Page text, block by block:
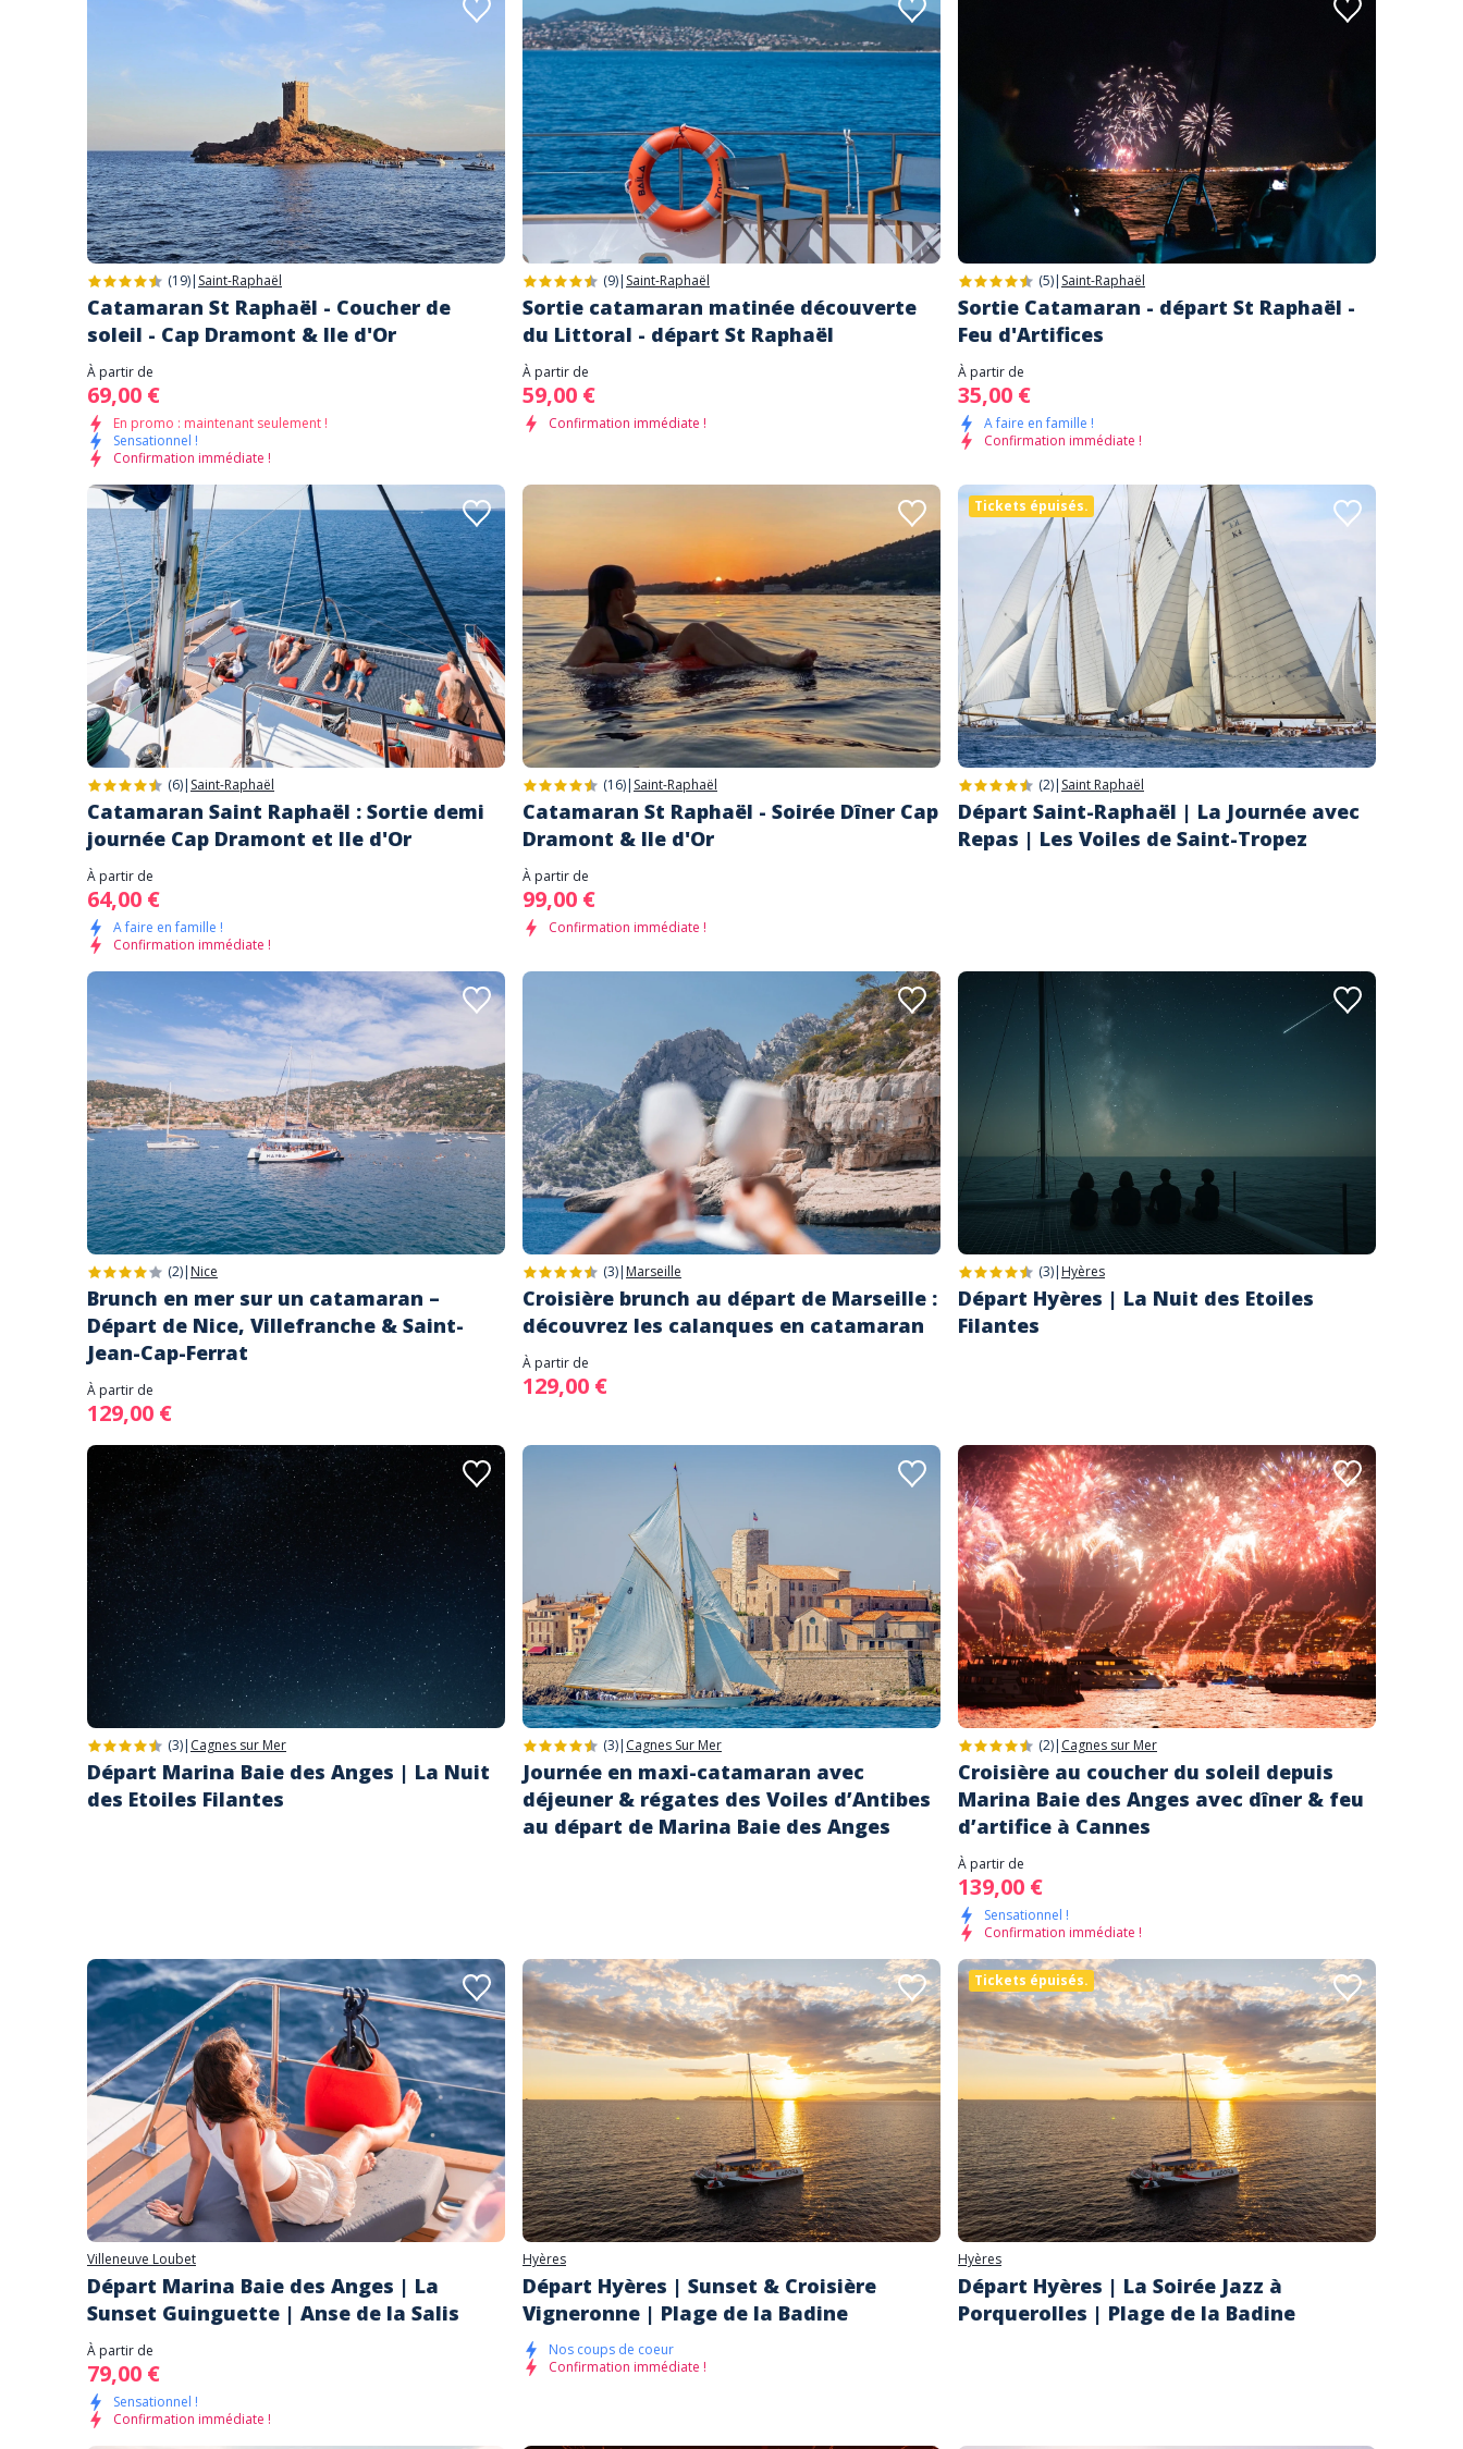
(19)| Saint-Raphaël
Catamaran St Raphaël - Coucher de
soleil - Cap Dramont & Ile d'Or
À partir de
69,00 €
En promo : maintenant seulement !
Sensationnel !
Confirmation immédiate !
(9)| Saint-Raphaël
Sortie catamaran matinée découverte
du Littoral - départ St Raphaël
À partir de
59,00 €
Confirmation immédiate !
(5)| Saint-Raphaël
Sortie Catamaran - départ St Raphaël -
Feu d'Artifices
À partir de
35,00 €
A faire en famille !
Confirmation immédiate !
(6)| Saint-Raphaël
Catamaran Saint Raphaël : Sortie demi
journée Cap Dramont et Ile d'Or
À partir de
64,00 €
A faire en famille !
Confirmation immédiate !
(16)| Saint-Raphaël
Catamaran St Raphaël - Soirée Dîner Cap
Dramont & Ile d'Or
À partir de
99,00 €
Confirmation immédiate !
Tickets épuisés.
(2)| Saint Raphaël
Départ Saint-Raphaël | La Journée avec
Repas | Les Voiles de Saint-Tropez
(2)| Nice
Brunch en mer sur un catamaran –
Départ de Nice, Villefranche & Saint-
Jean-Cap-Ferrat
À partir de
129,00 €
(3)| Marseille
Croisière brunch au départ de Marseille :
découvrez les calanques en catamaran
À partir de
129,00 €
(3)| Hyères
Départ Hyères | La Nuit des Etoiles
Filantes
(3)| Cagnes sur Mer
Départ Marina Baie des Anges | La Nuit
des Etoiles Filantes
(3)| Cagnes Sur Mer
Journée en maxi-catamaran avec
déjeuner & régates des Voiles d’Antibes
au départ de Marina Baie des Anges
(2)| Cagnes sur Mer
Croisière au coucher du soleil depuis
Marina Baie des Anges avec dîner & feu
d’artifice à Cannes
À partir de
139,00 €
Sensationnel !
Confirmation immédiate !
Villeneuve Loubet
Départ Marina Baie des Anges | La
Sunset Guinguette | Anse de la Salis
À partir de
79,00 €
Sensationnel !
Confirmation immédiate !
Hyères
Départ Hyères | Sunset & Croisière
Vigneronne | Plage de la Badine
Nos coups de coeur
Confirmation immédiate !
Tickets épuisés.
Hyères
Départ Hyères | La Soirée Jazz à
Porquerolles | Plage de la Badine